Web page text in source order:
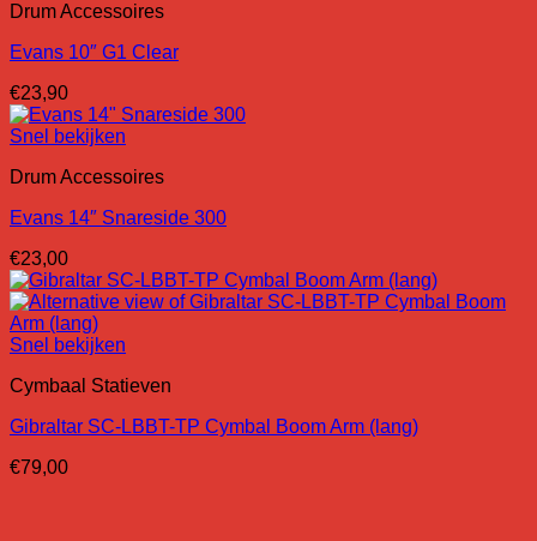
Drum Accessoires
Evans 10″ G1 Clear
€23,90
Snel bekijken
Drum Accessoires
Evans 14″ Snareside 300
€23,00
Snel bekijken
Cymbaal Statieven
Gibraltar SC-LBBT-TP Cymbal Boom Arm (lang)
€79,00